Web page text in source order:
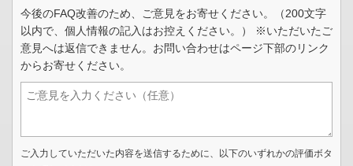
今後のFAQ改善のため、ご意見をお寄せください。（200文字
以内で、個人情報の記入はお控えください。） ※いただいたご
意見へは返信できません。お問い合わせはページ下部のリンク
からお寄せください。
ご入力していただいた内容を送信するために、以下のいずれかの評価ボタ